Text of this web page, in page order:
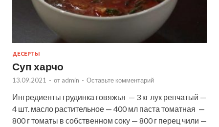
ДЕСЕРТЫ
Суп харчо
13.09.2021 - от admin - Оставьте комментарий
Ингредиенты грудинка говяжья — 3 кг лук репчатый —
4 шт. масло растительное — 400 мл паста томатная —
800 г томаты в собственном соку — 800 г перец чили —